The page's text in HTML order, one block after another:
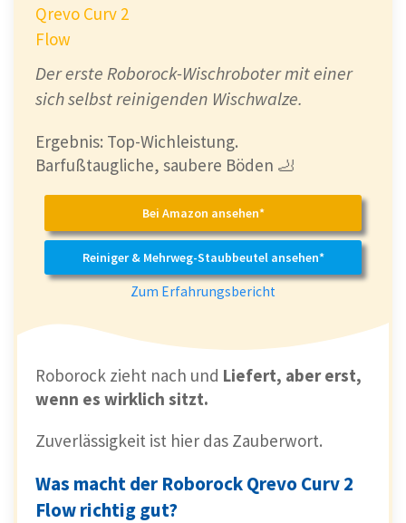
Qrevo Curv 2
Flow
Der erste Roborock-Wischroboter mit einer
sich selbst reinigenden Wischwalze.
Ergebnis: Top-Wichleistung.
Barfußtaugliche, saubere Böden 🦶
Bei Amazon ansehen*
Reiniger & Mehrweg-Staubbeutel ansehen*
Zum Erfahrungsbericht
Roborock zieht nach und Liefert, aber erst,
wenn es wirklich sitzt.
Zuverlässigkeit ist hier das Zauberwort.
Was macht der Roborock Qrevo Curv 2
Flow richtig gut?